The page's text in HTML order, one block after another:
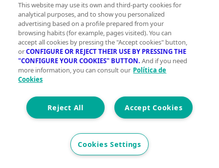
Casa en alquiler Candelaria
This website may use its own and third-party cookies for
analytical purposes, and to show you personalized
advertising based on a profile prepared from your
browsing habits (for example, pages visited). You can
accept all cookies by pressing the "Accept cookies" button,
orCONFIGURE OR REJECT THEIR USE BY PRESSING THE
"CONFIGURE YOUR COOKIES" BUTTON. And if you need
more information, you can consult our Política de
Cookies
Accept Cookies
Reject All
Cookies Settings